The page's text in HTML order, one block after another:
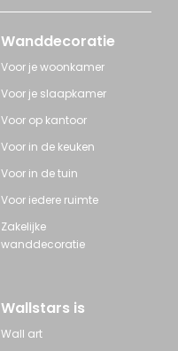
Wanddecoratie
Voor je woonkamer
Voor je slaapkamer
Voor op kantoor
Voor in de keuken
Voor in de tuin
Voor iedere ruimte
Zakelijke
wanddecoratie
Wallstars is
Wall art